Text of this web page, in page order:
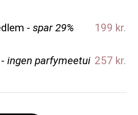
- spar 29% 199 kr.
ingen parfymeetui 257 kr.